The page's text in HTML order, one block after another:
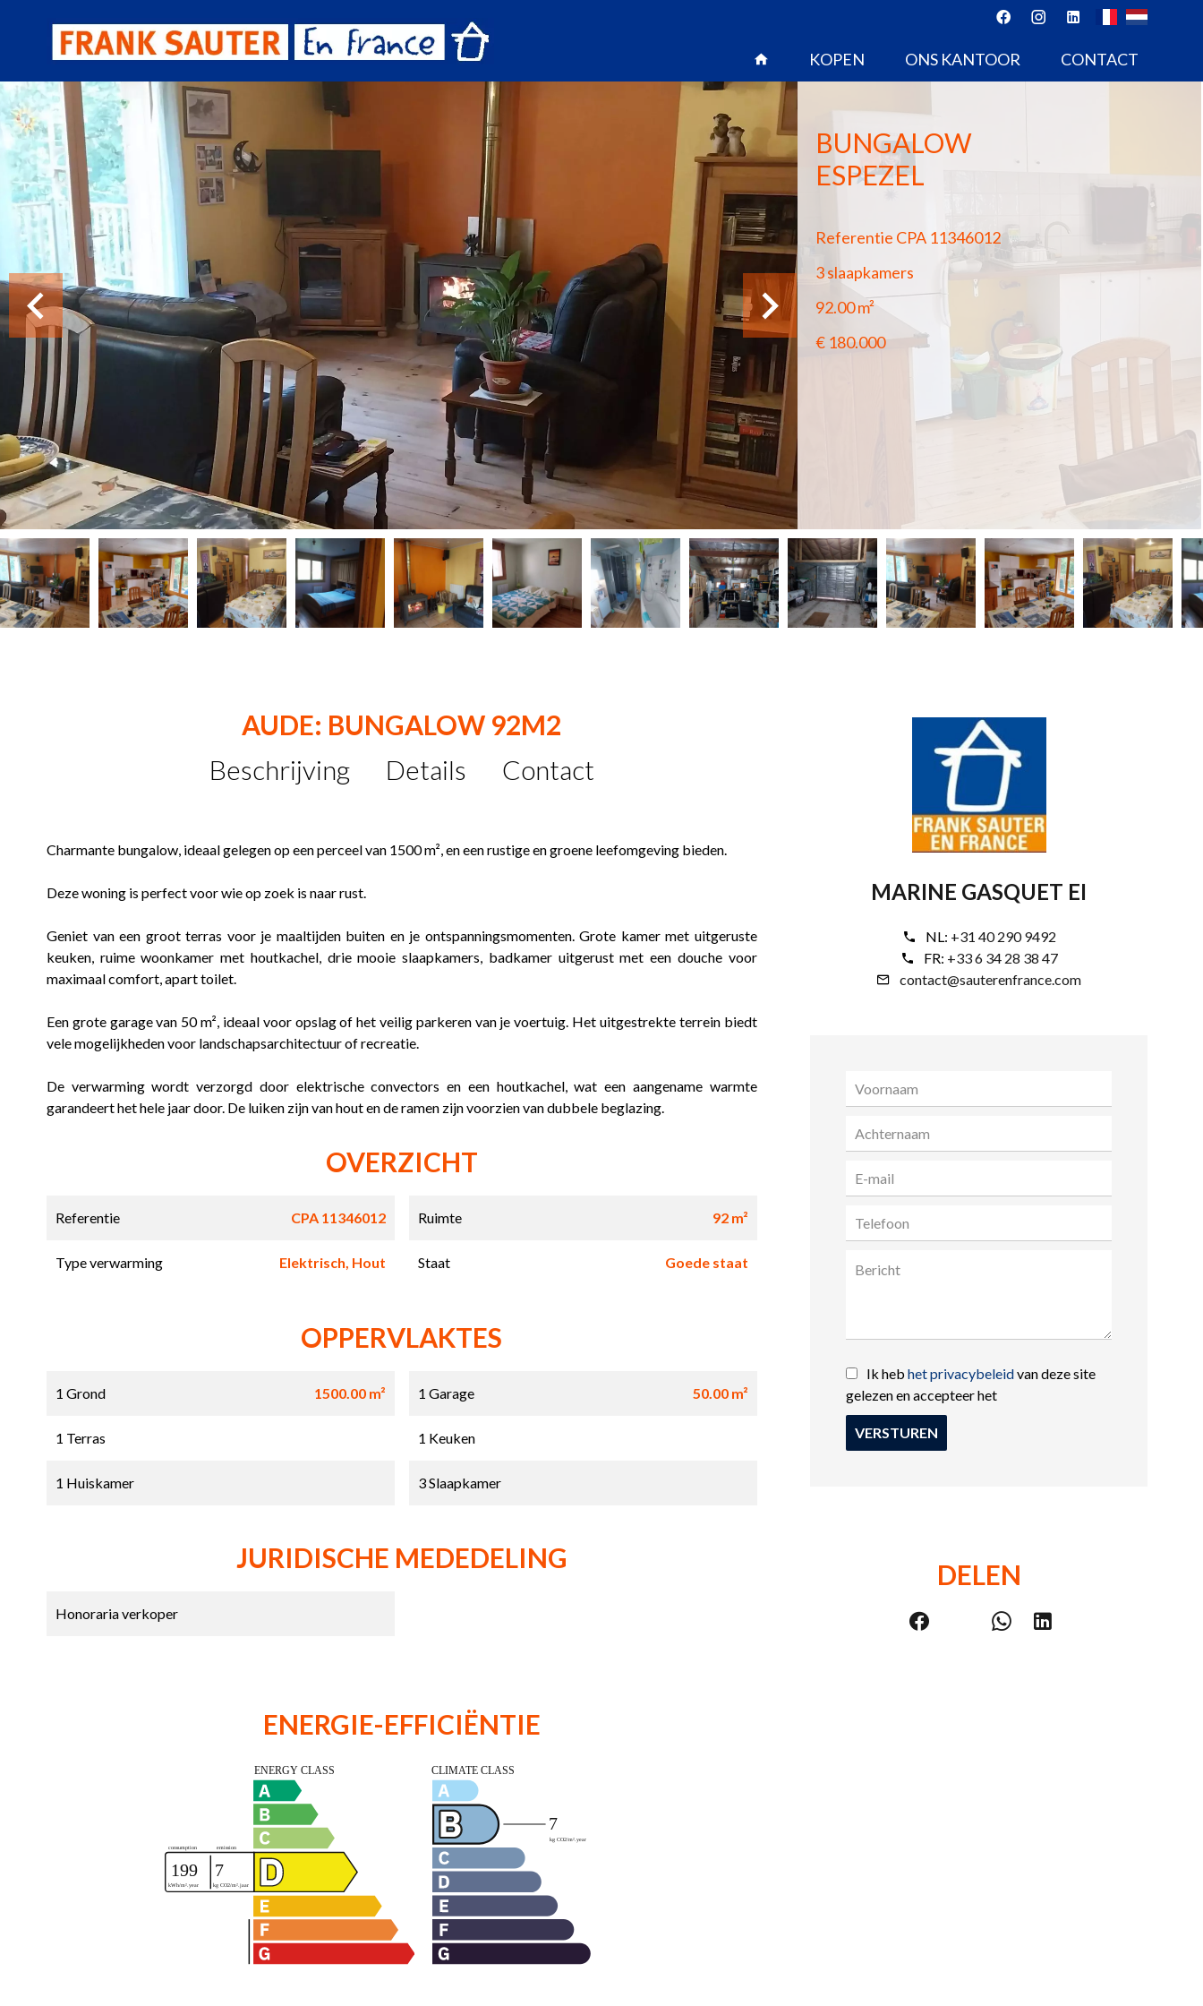
KOPEN ONS KANTOOR CONTACT
BUNGALOW
ESPEZEL
Referentie CPA 11346012
3 slaapkamers
92.00m²
€ 180.000
AUDE: BUNGALOW 92M2
Beschrijving
Details Contact
Charmante bungalow, ideaal gelegen op een perceel van 1500 m², en een rustige en groene leefomgeving bieden.
Deze woning is perfect voor wie op zoek is naar rust.
Geniet van een groot terras voor je maaltijden buiten en je ontspanningsmomenten. Grote kamer met uitgeruste
keuken, ruime woonkamer met houtkachel, drie mooie slaapkamers, badkamer uitgerust met een douche voor
maximaal comfort, apart toilet.
Een grote garage van 50 m², ideaal voor opslag of het veilig parkeren van je voertuig. Het uitgestrekte terrein biedt
vele mogelijkheden voor landschapsarchitectuur of recreatie.
De verwarming wordt verzorgd door elektrische convectors en een houtkachel, wat een aangename warmte
garandeert het hele jaar door. De luiken zijn van hout en de ramen zijn voorzien van dubbele beglazing.
OVERZICHT
Referentie CPA 11346012 Ruimte 92 m²
Type verwarming Elektrisch, Hout Staat Goede staat
OPPERVLAKTES
1 Grond 1500.00 m² 1 Garage 50.00 m²
1 Terras 1 Keuken
1 Huiskamer 3 Slaapkamer
JURIDISCHE MEDEDELING
Honoraria verkoper
ENERGIE-EFFICIËNTIE
MARINE GASQUET EI
NL: +31 40 290 9492
FR: +33 6 34 28 38 47
contact@sauterenfrance.com
Ik hebhet privacybeleidvan deze site
gelezen en accepteer het
VERSTUREN
DELEN